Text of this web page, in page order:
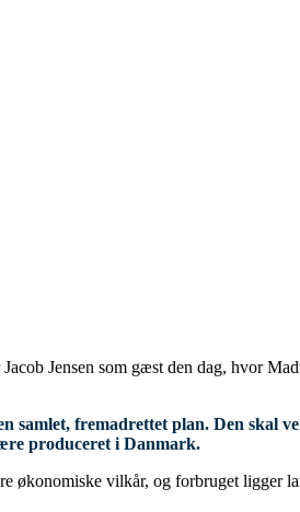
Jensen som gæst den dag, hvor
samlet, fremadrettet plan. Den skal
produceret i Danmark.
økonomiske vilkår, og forbruget ligger